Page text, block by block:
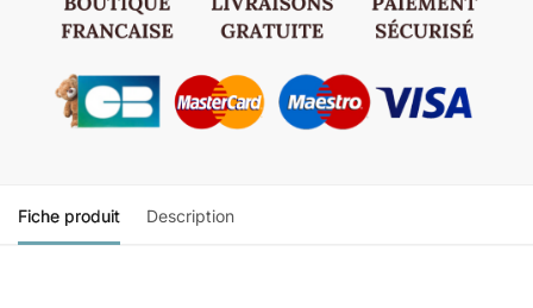
Fiche produit Description